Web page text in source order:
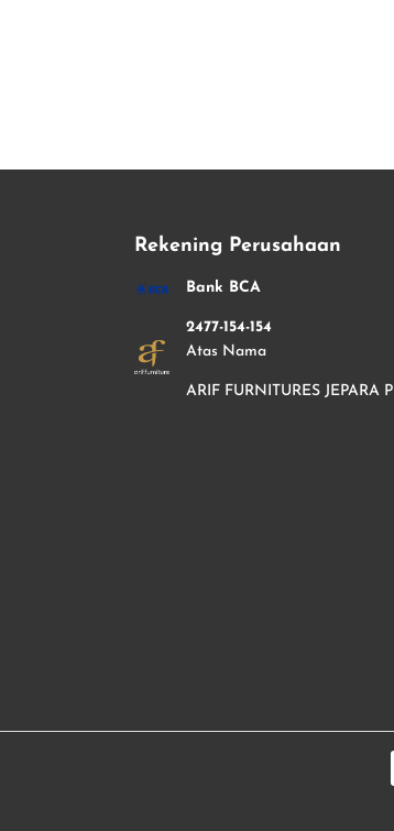
Rekening Perusahaan
Bank BCA
2477-154-154
Atas Nama
ARIF FURNITURES JEPARA P